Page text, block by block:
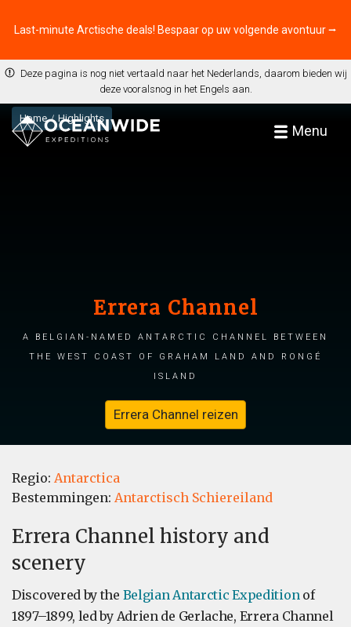
Last-minute Arctische deals! Bespaar op uw volgende avontuur ⭢
Deze pagina is nog niet vertaald naar het Nederlands, daarom bieden wij
deze vooralsnog in het Engels aan.
Menu
Home Highlights
Errera Channel
A Belgian-named Antarctic channel between
the west coast of Graham Land and Rongé
Island
Errera Channel reizen
Regio: Antarctica
Bestemmingen: Antarctisch Schiereiland
Errera Channel history and
scenery
Discovered by the Belgian Antarctic Expeditionof
1897–1899, led by Adrien de Gerlache, Errera Channel